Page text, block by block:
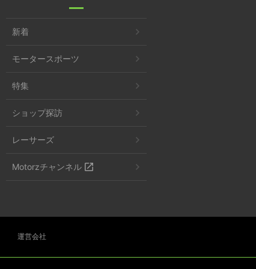
新着
モータースポーツ
特集
ショップ探訪
レーサーズ
Motorzチャンネル
運営会社